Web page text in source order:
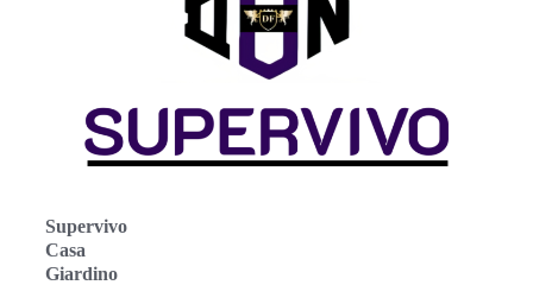
Supervivo
Casa
Giardino